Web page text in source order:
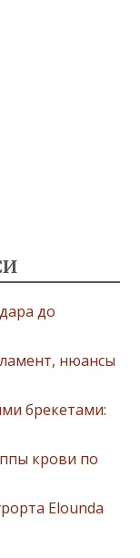
до
нюансы
брекетами:
крови по
Elounda